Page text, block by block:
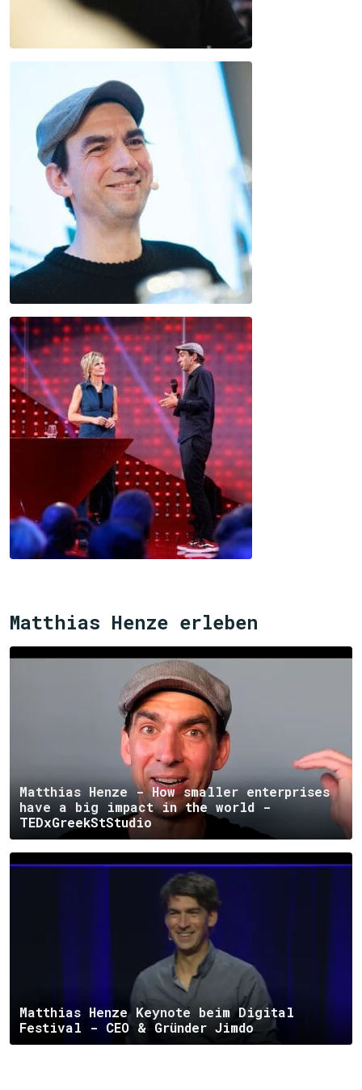
Matthias Henze erleben
Matthias Henze - How smaller enterprises
have a big impact in the world -
TEDxGreekStStudio
Matthias Henze Keynote beim Digital
Festival - CEO & Gründer Jimdo